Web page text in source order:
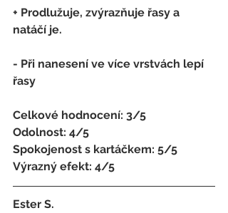
+ Prodlužuje, zvýrazňuje řasy a
natáčí je.
- Při nanesení ve více vrstvách lepí
řasy
Celkové hodnocení: 3/5
Odolnost: 4/5
Spokojenost s kartáčkem: 5/5
Výrazný efekt: 4/5
Ester S.